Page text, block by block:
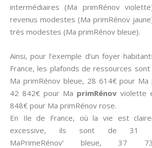
intermédiaires (Ma primRénov
revenus modestes (Ma primRénov
très modestes (Ma primRénov bleue).
Ainsi, pour l’exemple d’un foyer
France, les plafonds de ressources
Ma primRénov bleue, 28 614€ pour Ma
42 842€ pour Ma primRénov violette
848€ pour Ma primRénov rose.
En Ile de France, où la vie est
excessive, ils sont de 31
MaPrimeRénov’ bleue,